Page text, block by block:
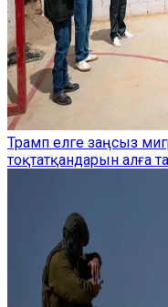
Трамп елге заңсыз
тоқтатқандарын алға